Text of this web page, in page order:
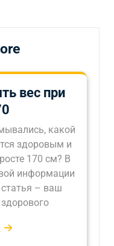
вес при
какой
здоровым и
170 см? В
информации
статья – ваш